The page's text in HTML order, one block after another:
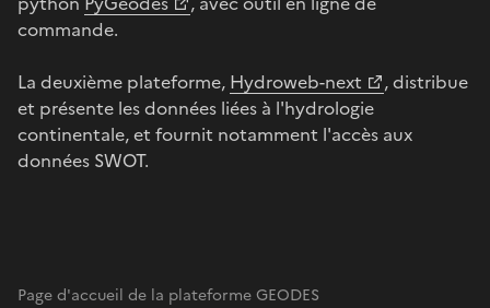
commande.
La deuxième plateforme, Hydroweb-next
, distribue
et présente les données liées à l'hydrologie
continentale, et fournit notamment l'accès aux
données SWOT.
Page d'accueil de la plateforme GEODES